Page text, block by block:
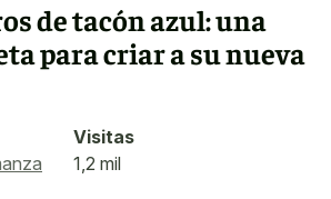
de tacón azul: una
para criar a su nueva
Visitas
1,2 mil